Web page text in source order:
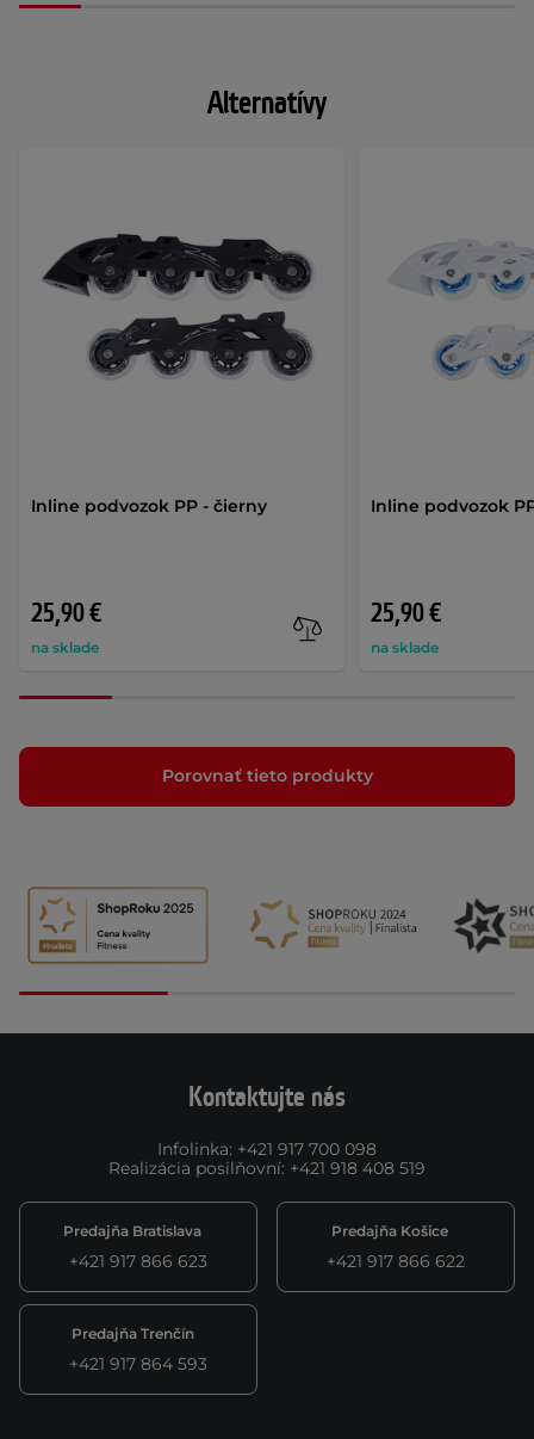
Alternatívy
Inline podvozok PP - čierny
25,90 €
na sklade
Inline podvozok
25,90 €
na sklade
Porovnať tieto produkty
Kontaktujte nás
Infolinka: +421 917 700 098
Realizácia posilňovní: +421 918 408 519
Predajňa Bratislava
+421 917 866 623
Predajňa Košice
+421 917 866 622
Predajňa Trenčín
+421 917 864 593